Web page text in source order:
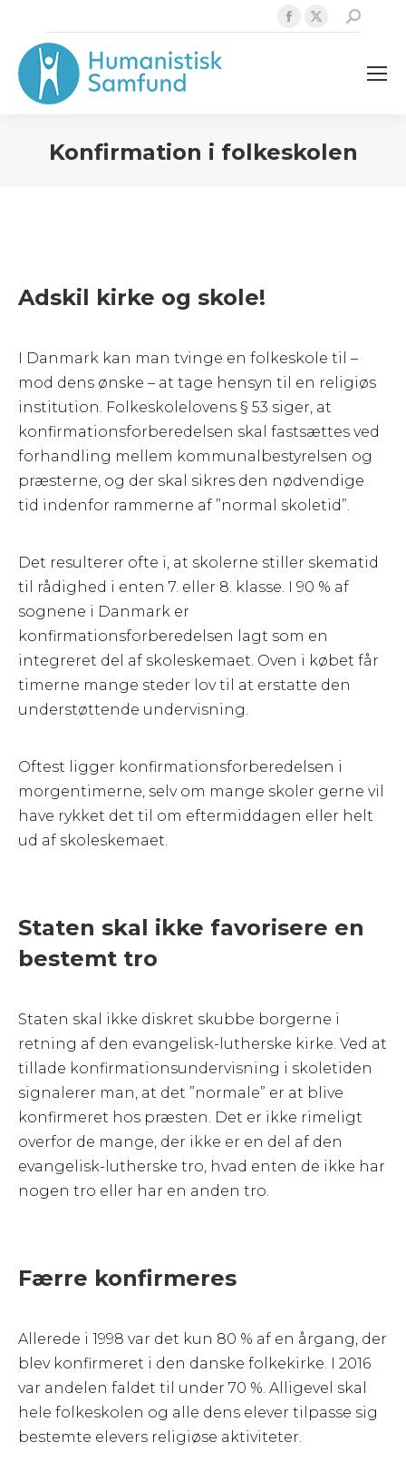
Facebook
pagepage
Search:
Konfirmation i folkeskolen
Adskil kirke og skole!
I Danmark kan man tvinge en folkeskole til –
mod dens ønske – at tage hensyn til en religiøs
institution. Folkeskolelovens § 53 siger, at
konfirmationsforberedelsen skal fastsættes ved
forhandling mellem kommunalbestyrelsen og
præsterne, og der skal sikres den nødvendige
tid indenfor rammerne af ”normal skoletid”.
Det resulterer ofte i, at skolerne stiller skematid
til rådighed i enten 7. eller 8. klasse. I 90 % af
sognene i Danmark er
konfirmationsforberedelsen lagt som en
integreret del af skoleskemaet. Oven i købet får
timerne mange steder lov til at erstatte den
understøttende undervisning.
Oftest ligger konfirmationsforberedelsen i
morgentimerne, selv om mange skoler gerne vil
have rykket det til om eftermiddagen eller helt
ud af skoleskemaet.
Staten skal ikke favorisere en
bestemt tro
Staten skal ikke diskret skubbe borgerne i
retning af den evangelisk-lutherske kirke. Ved at
tillade konfirmationsundervisning i skoletiden
signalerer man, at det ”normale” er at blive
konfirmeret hos præsten. Det er ikke rimeligt
overfor de mange, der ikke er en del af den
evangelisk-lutherske tro, hvad enten de ikke har
nogen tro eller har en anden tro.
Færre konfirmeres
Allerede i 1998 var det kun 80 % af en årgang, der
blev konfirmeret i den danske folkekirke. I 2016
var andelen faldet til under 70 %. Alligevel skal
hele folkeskolen og alle dens elever tilpasse sig
bestemte elevers religiøse aktiviteter.